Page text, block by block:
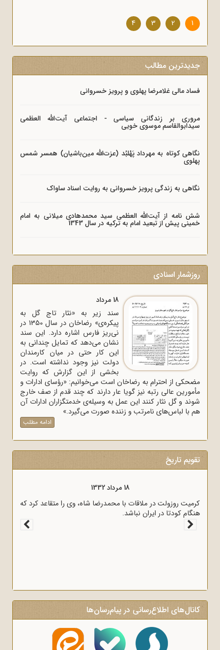
1
2
3
4
جدیدترین مطالب
فساد مالی غلامرضا پهلوی و پرویز خسروانی
مروری بر زندگانی سیاسی - اجتماعی آیت‌الله العظمی
سیدابوالقاسم موسوی خویی
نگاهی کوتاه به مهرداد پَهْلبُد (عزت‌الله مین‌باشیان) همسر شمس
پهلوی
نگاهی به زندگی پرویز خسروانی به روایت اسناد ساواک
شش نامه از آیت‌الله العظمی سید محمدهادی میلانی به امام
خمینی پیش از تبعید امام به ترکیه در سال 1343
روزشمار اسنادی
18 مرداد
سند زیر به «نثار تاج گل به
پیکره‌ی» رضاخان در سال 1350 در
نی‌ریز فارس اشاره دارد. این سند
نشان می‌دهد که تمایل چندانی به
این کار حتی در میان کارمندان
دولت نیز وجود نداشته است. در
بخشی از این گزارش که روایت
مضحکی از احترام به رضاخان است می‌خوانیم: «رؤسای ادارات و
مأمورین عالی رتبه نیز گویا عار دارند که چند قدم از صف خارج
شوند و گل نثار کنند این عمل به وسیله‌ی خدمتگزاران ادارات آن
هم با لباس‌های نامرتب و زننده صورت می‌گیرد.»
ادامه مطلب
تقویم تاریخ
کرمیت روزولت در ملاقات باو سیاسی کشور در نامه‌ای برای رؤسای
از پرداخت غرامت به انگلیس اعلام کردند.
کانال‌های اطلاع‌رسانی در پیام‌رسان‌ها